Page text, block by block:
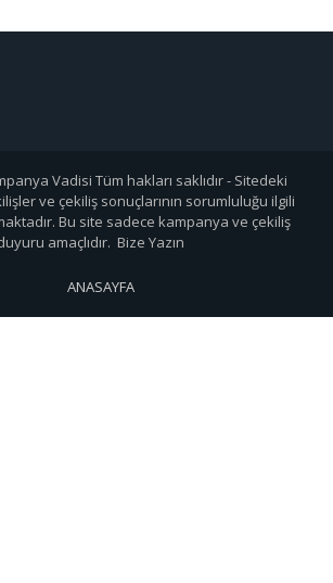
Vadisi Tüm hakları saklıdır - Sitedeki
ve çekiliş sonuçlarının sorumluluğu ilgili
Bu site sadece kampanya ve çekiliş
amaçlıdır. Bize Yazın
ANASAYFA